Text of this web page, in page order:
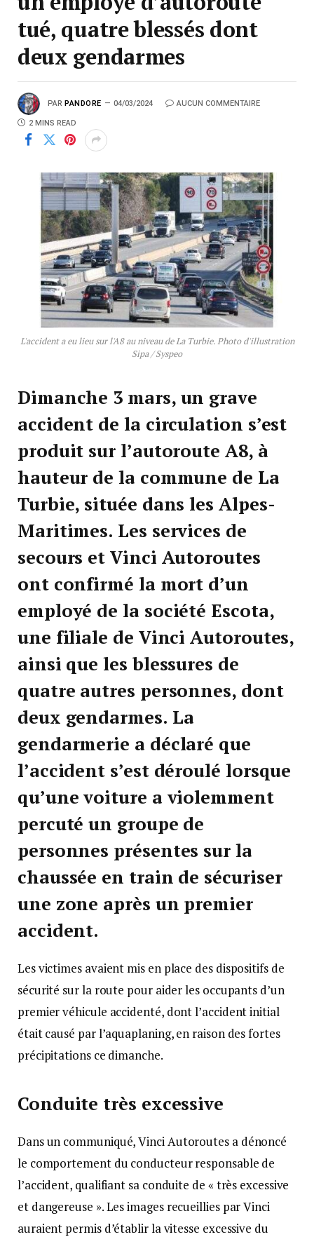
tué, quatre blessés dont
deux gendarmes
PAR PANDORE 04/03/2024 AUCUN COMMENTAIRE
2 MINS READ
L'accident a eu lieu sur l'A8 au niveau de La Turbie. Photo d'illustration
Sipa / Syspeo
Dimanche 3 mars, un grave
accident de la circulation s’est
produit sur l’autoroute A8, à
hauteur de la commune de La
Turbie, située dans les Alpes-
Maritimes. Les services de
secours et Vinci Autoroutes
ont confirmé la mort d’un
employé de la société Escota,
une filiale de Vinci Autoroutes,
ainsi que les blessures de
quatre autres personnes, dont
deux gendarmes. La
gendarmerie a déclaré que
l’accident s’est déroulé lorsque
qu’une voiture a violemment
percuté un groupe de
personnes présentes sur la
chaussée en train de sécuriser
une zone après un premier
accident.
Les victimes avaient mis en place des dispositifs de
sécurité sur la route pour aider les occupants d’un
premier véhicule accidenté, dont l’accident initial
était causé par l’aquaplaning, en raison des fortes
précipitations ce dimanche.
Conduite très excessive
Dans un communiqué, Vinci Autoroutes a dénoncé
le comportement du conducteur responsable de
l’accident, qualifiant sa conduite de « très excessive
et dangereuse ». Les images recueillies par Vinci
auraient permis d’établir la vitesse excessive du